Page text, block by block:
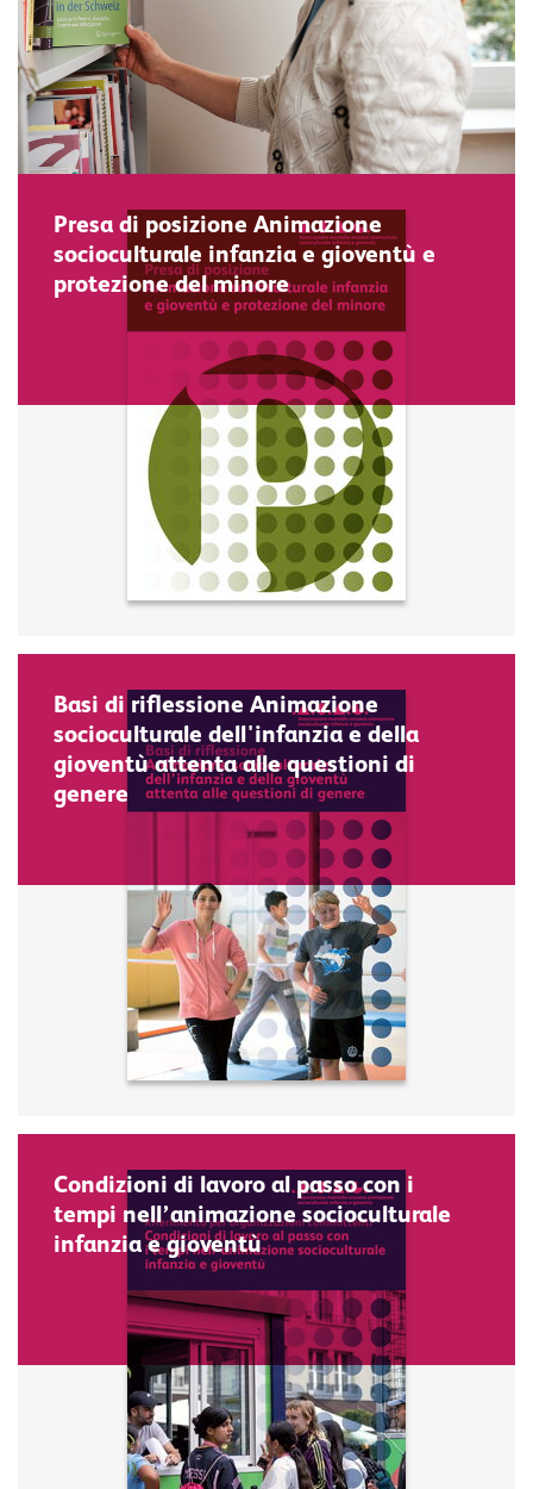
Presa di posizione Animazione
socioculturale infanzia e gioventù e
protezione del minore
Basi di riflessione Animazione
socioculturale dell'infanzia e della
gioventù attenta alle questioni di
genere
Condizioni di lavoro al passo con i
tempi nell’animazione socioculturale
infanzia e gioventù